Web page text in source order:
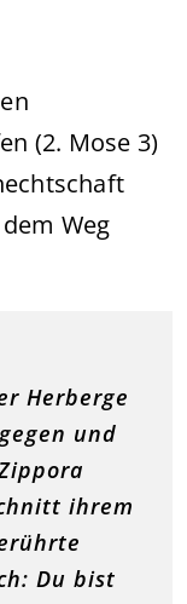
(2. Mose 3)
Weg
Herberge
und
ihrem
Du bist